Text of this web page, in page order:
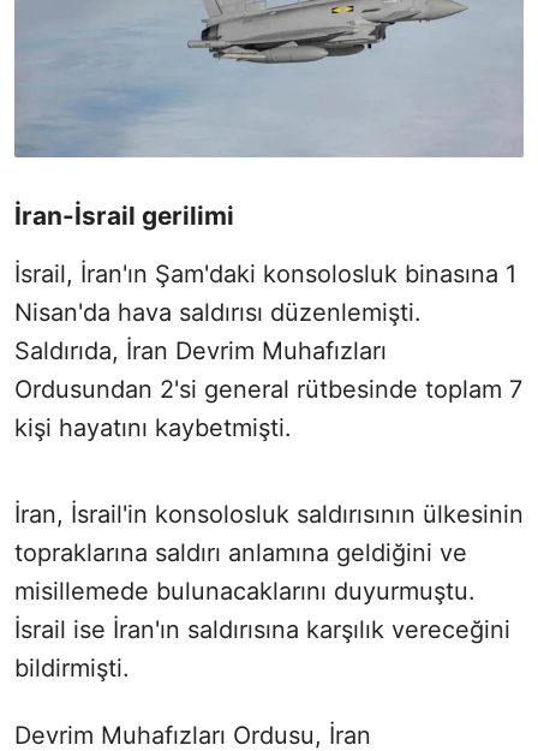
İran-İsrail gerilimi
İsrail, İran'ın Şam'daki konsolosluk binasına 1
Nisan'da hava saldırısı düzenlemişti.
Saldırıda, İran Devrim Muhafızları
Ordusundan 2'si general rütbesinde toplam 7
kişi hayatını kaybetmişti.
İran, İsrail'in konsolosluk saldırısının ülkesinin
topraklarına saldırı anlamına geldiğini ve
misillemede bulunacaklarını duyurmuştu.
İsrail ise İran'ın saldırısına karşılık vereceğini
bildirmişti.
Devrim Muhafızları Ordusu, İran